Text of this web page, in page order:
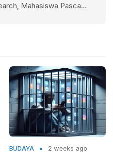
Mahasiswa Pasca
BUDAYA 2 weeks ago